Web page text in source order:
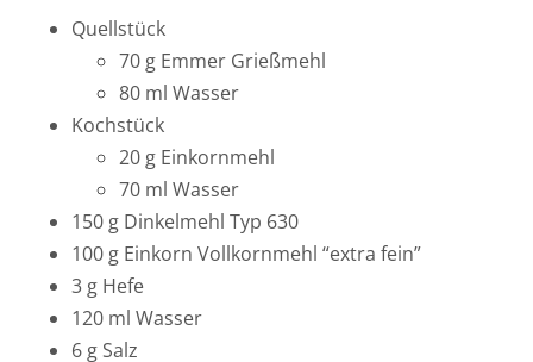
Quellstück
70 g Emmer Grießmehl
80 ml Wasser
Kochstück
20 g Einkornmehl
70 ml Wasser
150 g Dinkelmehl Typ 630
100 g Einkorn Vollkornmehl “extra fein”
3 g Hefe
120 ml Wasser
6 g Salz